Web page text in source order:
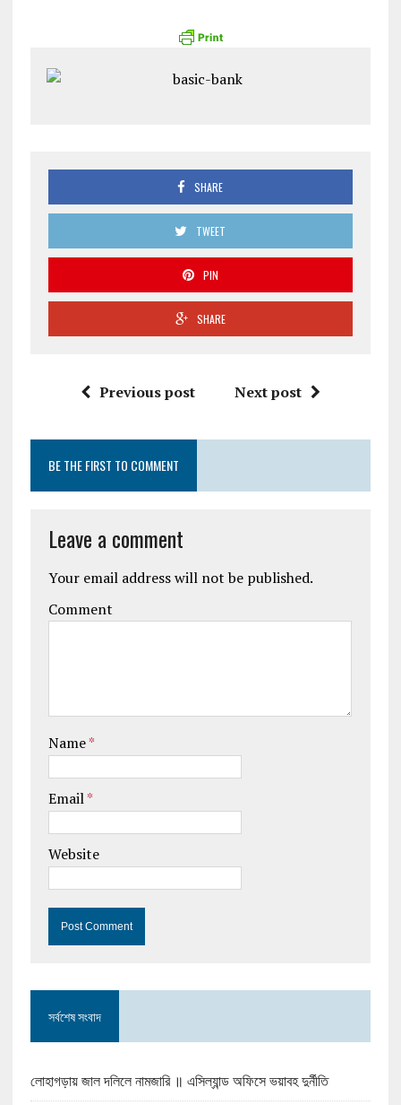
SHARE
TWEET
PIN
SHARE
Previous post Next post
BE THE FIRST TO COMMENT
Leave a comment
Your email address will not be published.
Comment
Name*
Email*
Website
সর্বশেষ সংবাদ
লোহাগড়ায় জাল দলিলে নামজারি ॥ এসিল্যান্ড অফিসে ভয়াবহ দুর্নীতি